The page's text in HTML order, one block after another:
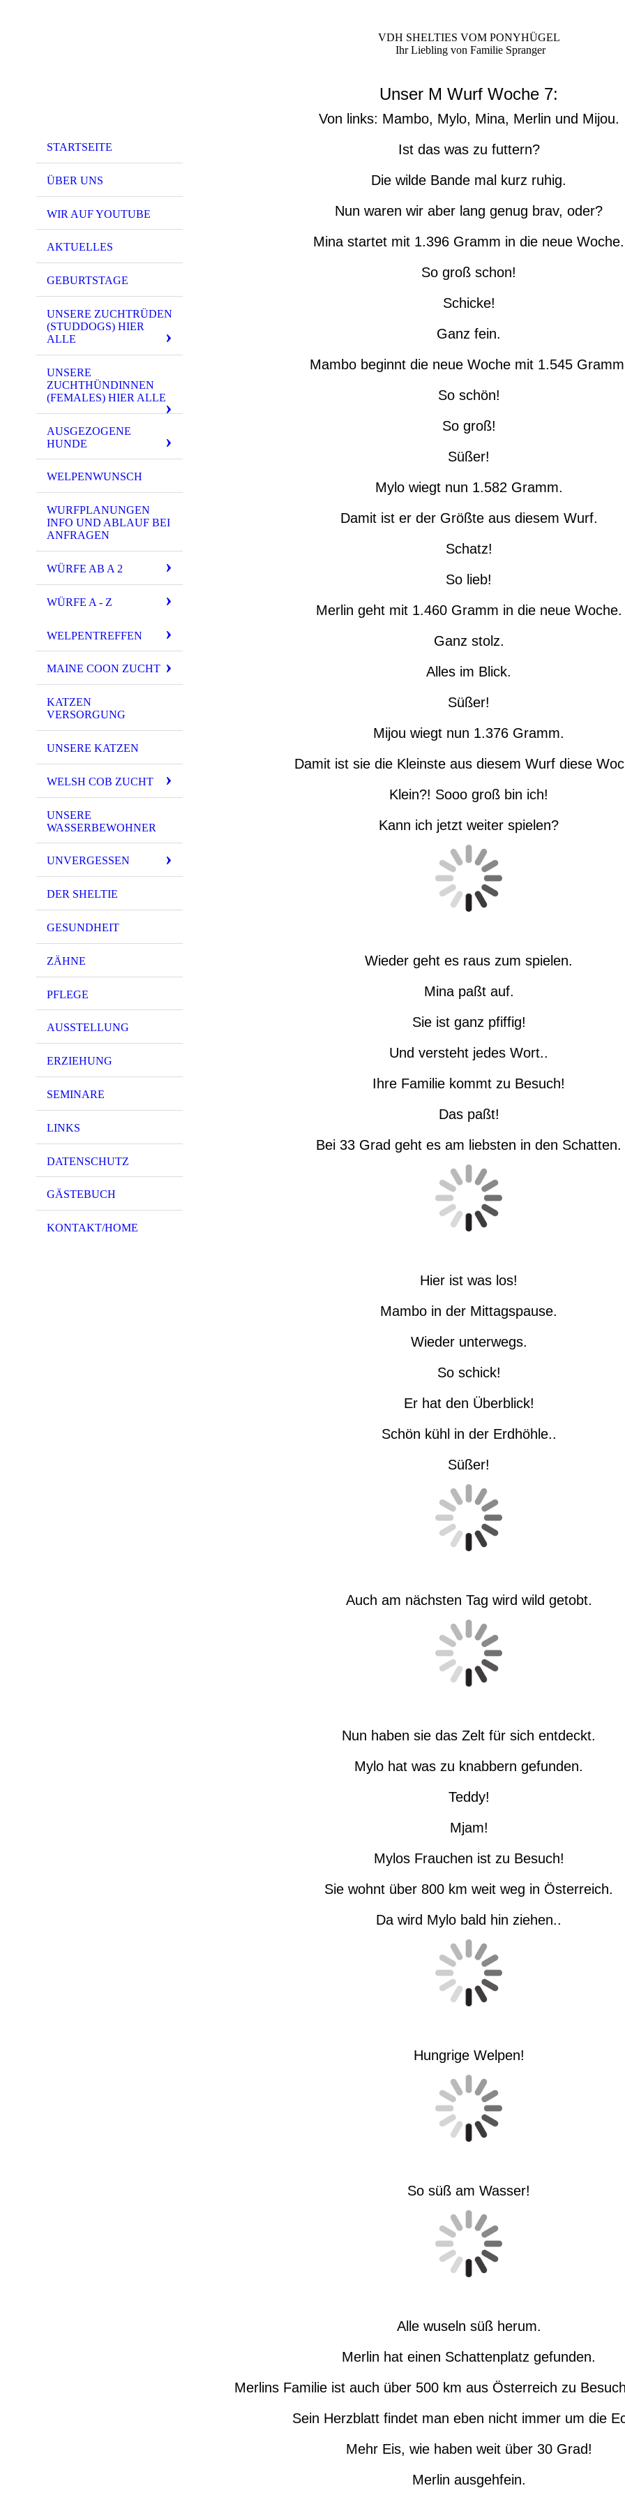
STARTSEITE
ÜBER UNS
WIR AUF YOUTUBE
AKTUELLES
GEBURTSTAGE
UNSERE ZUCHTRÜDEN
(STUDDOGS) HIER
ALLE
UNSERE
ZUCHTHÜNDINNEN
(FEMALES) HIER ALLE
AUSGEZOGENE
HUNDE
WELPENWUNSCH
WURFPLANUNGEN
INFO UND ABLAUF BEI
ANFRAGEN
WÜRFE AB A 2
WÜRFE A - Z
WELPENTREFFEN
MAINE COON ZUCHT
KATZEN
VERSORGUNG
UNSERE KATZEN
WELSH COB ZUCHT
UNSERE
WASSERBEWOHNER
UNVERGESSEN
DER SHELTIE
GESUNDHEIT
ZÄHNE
PFLEGE
AUSSTELLUNG
ERZIEHUNG
SEMINARE
LINKS
DATENSCHUTZ
GÄSTEBUCH
KONTAKT/HOME
VDH SHELTIES VOM PONYHÜGEL
Ihr Liebling von Familie Spranger
Unser M Wurf Woche 7:
Von links: Mambo, Mylo, Mina, Merlin und Mijou.
Ist das was zu futtern?
Die wilde Bande mal kurz ruhig.
Nun waren wir aber lang genug brav, oder?
Mina startet mit 1.396 Gramm in die neue Woche.
So groß schon!
Schicke!
Ganz fein.
Mambo beginnt die neue Woche mit 1.545
So schön!
So groß!
Süßer!
Mylo wiegt nun 1.582 Gramm.
Damit ist er der Größte aus diesem Wurf.
Schatz!
So lieb!
Merlin geht mit 1.460 Gramm in die neue Woche.
Ganz stolz.
Alles im Blick.
Süßer!
Mijou wiegt nun 1.376 Gramm.
Damit ist sie die Kleinste aus diesem Wurf diese
Klein?! Sooo groß bin ich!
Kann ich jetzt weiter spielen?
Wieder geht es raus zum spielen.
Mina paßt auf.
Sie ist ganz pfiffig!
Und versteht jedes Wort..
Ihre Familie kommt zu Besuch!
Das paßt!
Bei 33 Grad geht es am liebsten in den Schatten.
Hier ist was los!
Mambo in der Mittagspause.
Wieder unterwegs.
So schick!
Er hat den Überblick!
Schön kühl in der Erdhöhle..
Süßer!
Auch am nächsten Tag wird wild getobt.
Nun haben sie das Zelt für sich entdeckt.
Mylo hat was zu knabbern gefunden.
Teddy!
Mjam!
Mylos Frauchen ist zu Besuch!
Sie wohnt über 800 km weit weg in Österreich.
Da wird Mylo bald hin ziehen..
Hungrige Welpen!
So süß am Wasser!
Alle wuseln süß herum.
Merlin hat einen Schattenplatz gefunden.
Merlins Familie ist auch über 500 km aus Österreich zu
Sein Herzblatt findet man eben nicht immer um die
Mehr Eis, wie haben weit über 30 Grad!
Merlin ausgehfein.